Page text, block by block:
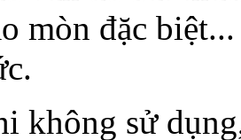
mòn đặc
không sử